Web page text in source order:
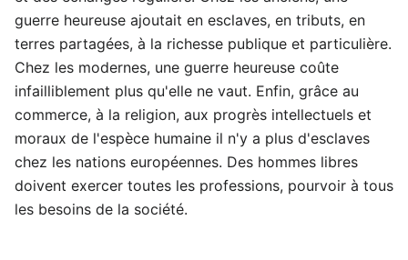
guerre heureuse ajoutait en esclaves, en tributs, en
terres partagées, à la richesse publique et particulière.
Chez les modernes, une guerre heureuse coûte
infailliblement plus qu'elle ne vaut. Enfin, grâce au
commerce, à la religion, aux progrès intellectuels et
moraux de l'espèce humaine il n'y a plus d'esclaves
chez les nations européennes. Des hommes libres
doivent exercer toutes les professions, pourvoir à tous
les besoins de la société.